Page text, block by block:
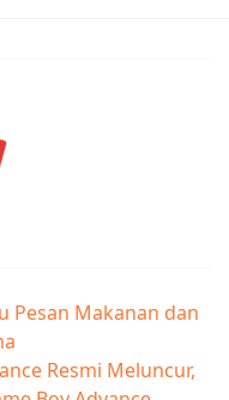
Pesan Makanan dan
Resmi Meluncur,